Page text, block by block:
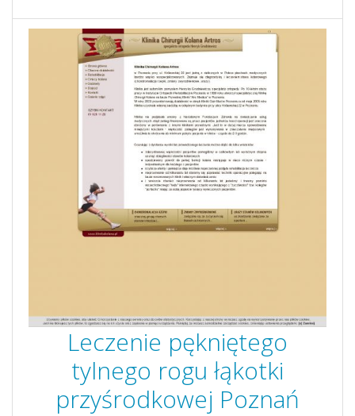
Leczenie pękniętego
tylnego rogu łąkotki
przyśrodkowej Poznań